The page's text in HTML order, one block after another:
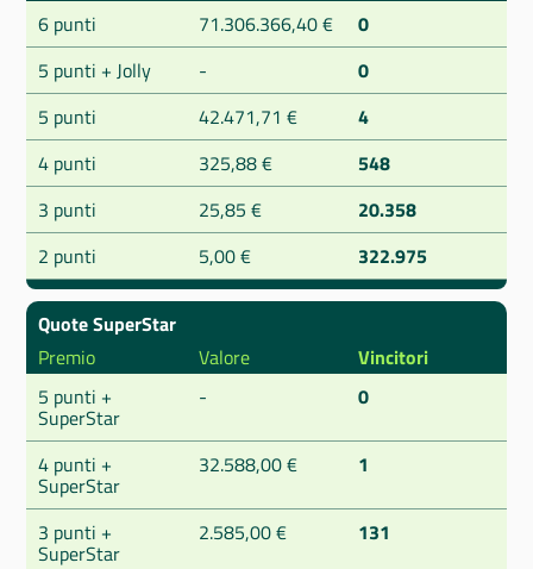
6 punti
71.306.366,40 €
0
5 punti + Jolly
-
0
5 punti
42.471,71 €
4
4 punti
325,88 €
548
3 punti
25,85 €
20.358
2 punti
5,00 € 322.975
Quote SuperStar
Premio
Valore
Vincitori
5 punti +
SuperStar
- 0
4 punti +
SuperStar
32.588,00 € 1
3 punti +
SuperStar
2.585,00 € 131